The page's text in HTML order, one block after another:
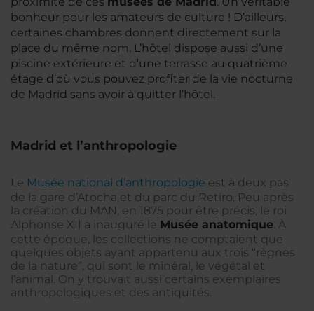
bonheur pour les amateurs de culture ! D’ailleurs,
certaines chambres donnent directement sur la
place du même nom. L’hôtel dispose aussi d’une
piscine extérieure et d’une terrasse au quatrième
étage d’où vous pouvez profiter de la vie nocturne
de Madrid sans avoir à quitter l’hôtel.
Madrid et l’anthropologie
Le Musée national d’anthropologie est à deux pas
de la gare d’Atocha et du parc du Retiro. Peu après
la création du MAN, en 1875 pour être précis, le roi
Alphonse XII a inauguré le Musée anatomique . À
cette époque, les collections ne comptaient que
quelques objets ayant appartenu aux trois “règnes
de la nature”, qui sont le minéral, le végétal et
l’animal. On y trouvait aussi certains exemplaires
anthropologiques et des antiquités.